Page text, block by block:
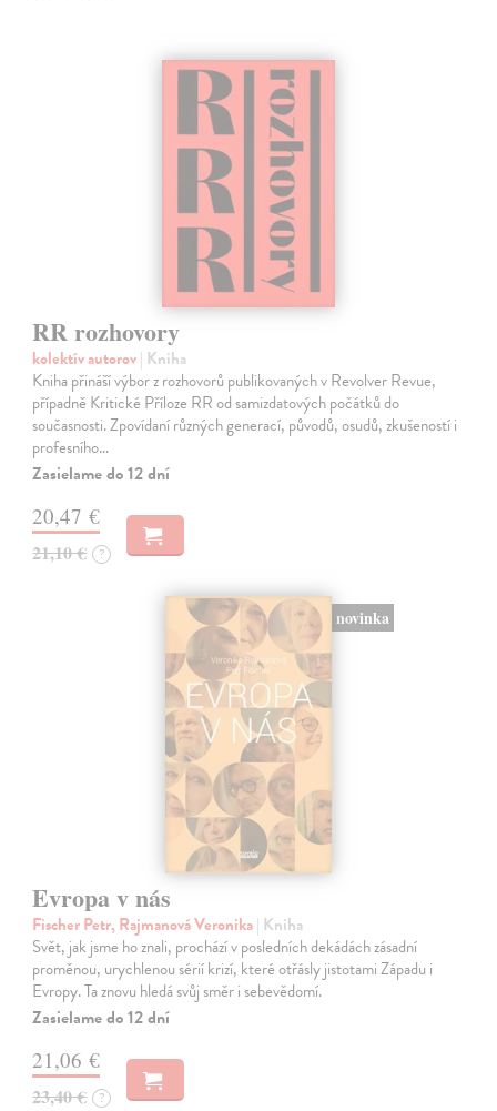
RR rozhovory
kolektív autorov| Kniha
Kniha přináší výbor z rozhovorů publikovaných v Revolver Revue,
případně Kritické Příloze RR od samizdatových počátků do
současnosti. Zpovídaní různých generací, původů, osudů, zkušeností i
profesního…
Zasielame do 12 dní
20,47 €
21,10 € ?
novinka
Evropa v nás
Fischer Petr, Rajmanová Veronika| Kniha
Svět, jak jsme ho znali, prochází v posledních dekádách zásadní
proměnou, urychlenou sérií krizí, které otřásly jistotami Západu i
Evropy. Ta znovu hledá svůj směr i sebevědomí.
Zasielame do 12 dní
21,06 €
23,40 € ?